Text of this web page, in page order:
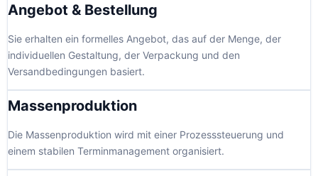
Angebot & Bestellung
Sie erhalten ein formelles Angebot, das auf der Menge, der
individuellen Gestaltung, der Verpackung und den
Versandbedingungen basiert.
Massenproduktion
Die Massenproduktion wird mit einer Prozesssteuerung und
einem stabilen Terminmanagement organisiert.